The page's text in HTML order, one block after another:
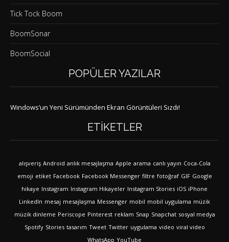
Tick Tock Boom
BoomSonar
BoomSocial
POPÜLER YAZILAR
Windows’un Yeni Sürümünden Ekran Görüntüleri Sızdı!
ETIKETLER
alışveriş Android anlık mesajlaşma Apple arama canlı yayın Coca-Cola
emoji etiket Facebook Facebook Messenger filtre fotoğraf GIF Google
hikaye Instagram Instagram Hikayeler Instagram Stories iOS iPhone
LinkedIn mesaj mesajlaşma Messenger mobil mobil uygulama müzik
müzik dinleme Periscope Pinterest reklam Snap Snapchat sosyal medya
Spotify Stories tasarım Tweet Twitter uygulama video viral video
WhatsApp YouTube